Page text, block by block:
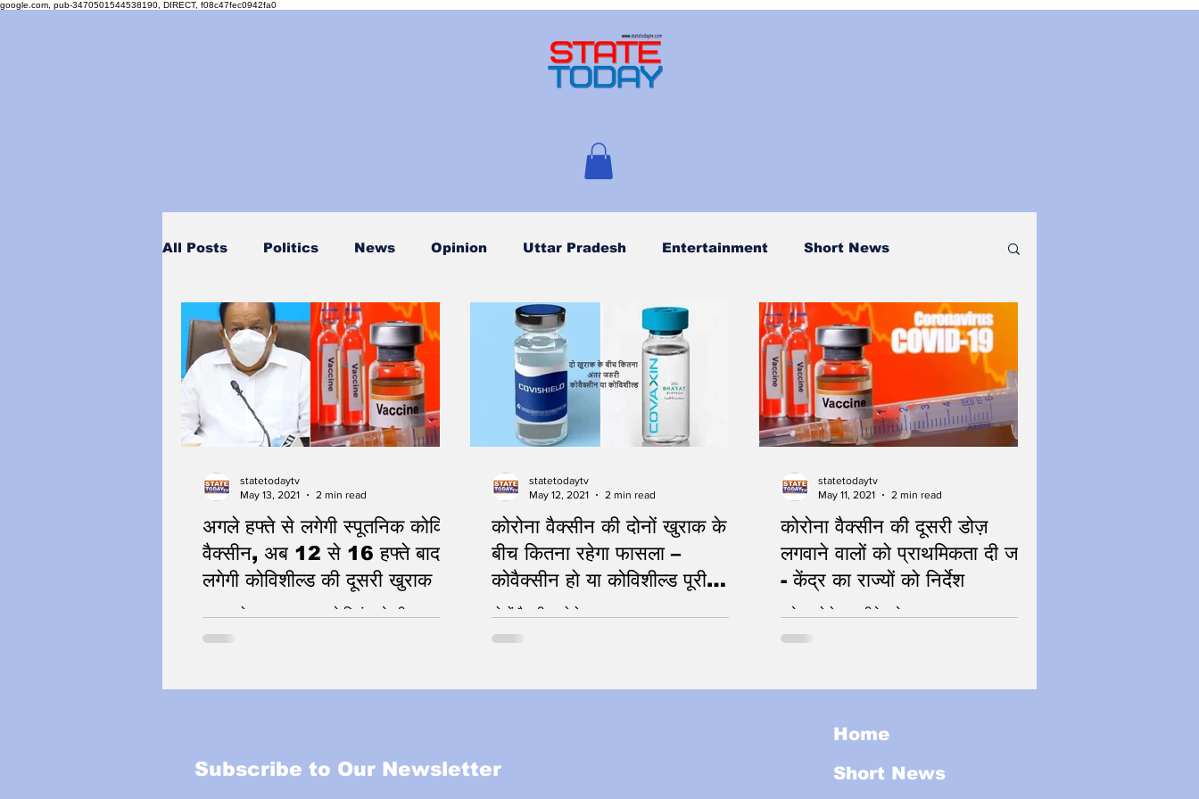
google.com, pub-3470501544538190, DIRECT, f08c47fec0942fa0
All Posts Politics News Opinion Uttar Pradesh Entertainment Short News
Personality
अगले हफ्ते से लगेगी स्पूतनिक कोविड
वैक्सीन, अब 12 से 16 हफ्ते बाद
लगेगी कोविशील्ड की दूसरी खुराक
216 करोड़ खुराक अगस्त से दिसंबर के बीच
statetodaytv
May 13, 2021
2 min read
कोरोना वैक्सीन की दोनों खुराक के
बीच कितना रहेगा फासला –
कोवैक्सीन हो या कोविशील्ड पूरी
जानकारी
दोनों वैक्सीन कोरोना वायरस पर कारगर
statetodaytv
May 12, 2021
2 min read
कोरोना वैक्सीन की दूसरी डोज़
लगवाने वालों को प्राथमिकता दी जाए
- केंद्र का राज्यों को निर्देश
हारेगा कोरोना - जीतेगा देश
statetodaytv
May 11, 2021
2 min read
Subscribe to Our Newsletter
Home
Short News